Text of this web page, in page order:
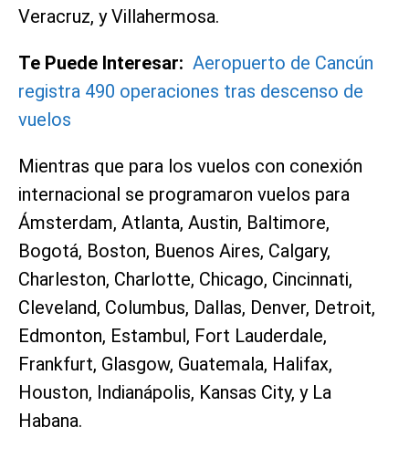
Veracruz, y Villahermosa.
Te Puede Interesar: Aeropuerto de Cancún
registra 490 operaciones tras descenso de
vuelos
Mientras que para los vuelos con conexión
internacional se programaron vuelos para
Ámsterdam, Atlanta, Austin, Baltimore,
Bogotá, Boston, Buenos Aires, Calgary,
Charleston, Charlotte, Chicago, Cincinnati,
Cleveland, Columbus, Dallas, Denver, Detroit,
Edmonton, Estambul, Fort Lauderdale,
Frankfurt, Glasgow, Guatemala, Halifax,
Houston, Indianápolis, Kansas City, y La
Habana.